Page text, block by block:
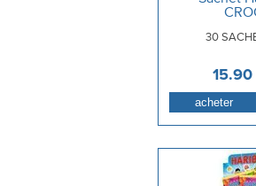
30
15.90